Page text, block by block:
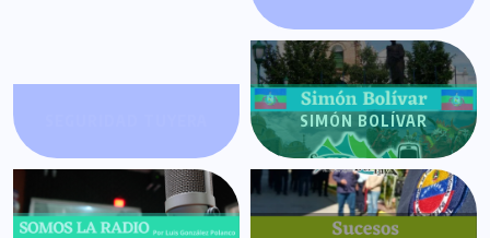
SIMÓN BOLÍVAR